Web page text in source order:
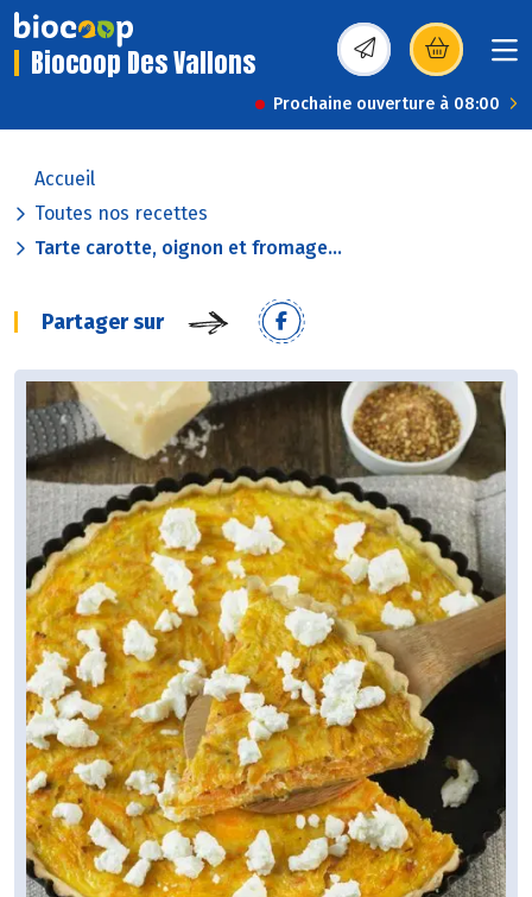
Biocoop Des Vallons (s’ouvre dans une
Prochaine ouverture à 08:00
Accueil
Toutes nos recettes
Tarte carotte, oignon et fromage...
Partager sur